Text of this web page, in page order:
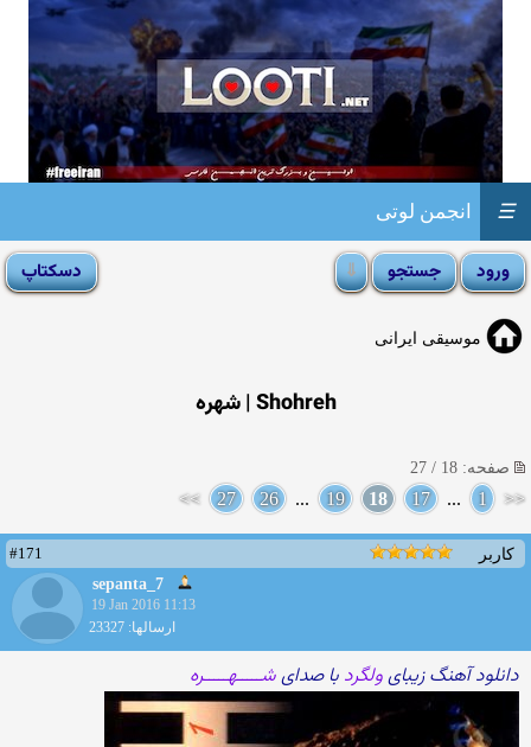
انجمن لوتی ☰
موسیقی ایرانی
Shohreh | شهره
صفحه: 18 / 27
<<
1
...
17
18
19
...
26
27
>>
کاربر
#171
sepanta_7
19 Jan 2016 11:13
ارسالها: 23327
دانلود آهنگ زیبایولگرد با صدایشـــــهـــــره